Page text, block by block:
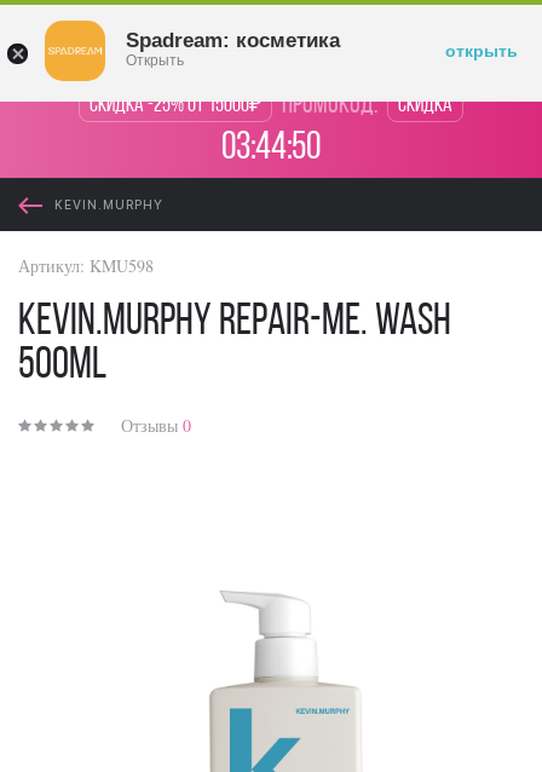
Скидка -25% от 15000₽ промокод: Скидка
03:44:50
KEVIN.MURPHY
Артикул: KMU598
KEVIN.MURPHY Repair-me. Wash
500ml
Отзывы 0
Spadream: косметика
Открыть открыть